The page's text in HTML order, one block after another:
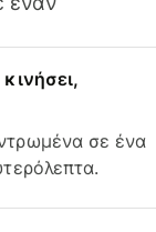
σε ένα